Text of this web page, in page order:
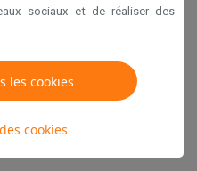
sociaux et de réaliser des
les cookies
cookies